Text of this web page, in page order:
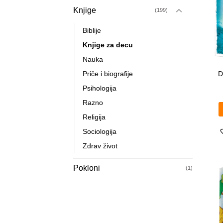
Knjige (199)
Biblije
Knjige za decu
Nauka
Priče i biografije
Psihologija
Razno
Religija
Sociologija
Zdrav život
Pokloni (1)